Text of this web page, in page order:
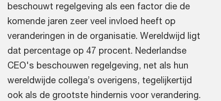
beschouwt regelgeving als een factor die de
komende jaren zeer veel invloed heeft op
veranderingen in de organisatie. Wereldwijd ligt
dat percentage op 47 procent. Nederlandse
CEO's beschouwen regelgeving, net als hun
wereldwijde collega’s overigens, tegelijkertijd
ook als de grootste hindernis voor verandering.